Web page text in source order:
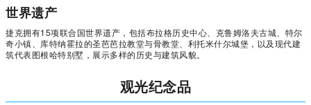
世界遗产
捷克拥有15项联合国世界遗产，包括布拉格历史中心、克鲁姆洛夫古城、特尔
奇小镇、库特纳霍拉的圣芭芭拉教堂与骨教堂、利托米什尔城堡，以及现代建
筑代表图根哈特别墅，展示多样的历史与建筑风貌。
观光纪念品